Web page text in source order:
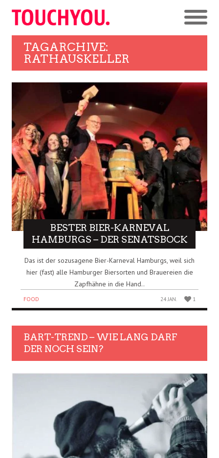
TAGARCHIVE:
RATHAUSKELLER
BESTER BIER-KARNEVAL
HAMBURGS – DER SENATSBOCK
Das ist der sozusagene Bier-Karneval Hamburgs, weil sich
hier (fast) alle Hamburger Biersorten und Brauereien die
Zapfhähne in die Hand..
FOOD 24 JAN. 1
BART-TREND – WIE LANG DARF
DER NOCH SEIN?